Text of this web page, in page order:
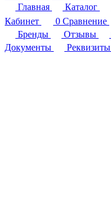
Главная
Каталог
Кабинет
0 Сравнение
Бренды
Отзывы
Документы
Реквизиты